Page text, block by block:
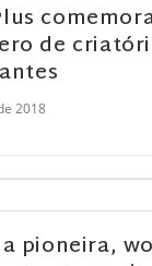
de
2018
pioneira,